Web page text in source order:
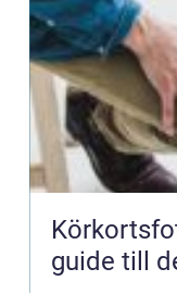
guide till